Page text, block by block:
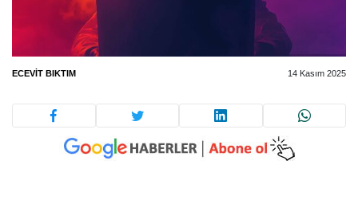
ECEVIT BIKTIM 14 Kasım 2025